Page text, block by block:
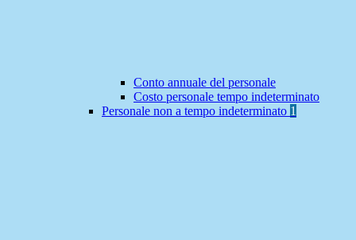
Conto annuale del personale
Costo personale tempo indeterminato
Personale non a tempo indeterminato 1